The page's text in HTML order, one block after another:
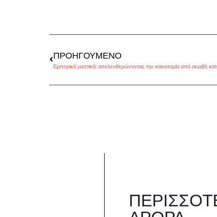
ΠΡΟΗΓΟΎΜΕΝΟ
Εμπορικά μυστικά: απελευθερώνοντας την καινοτομία από ακριβή